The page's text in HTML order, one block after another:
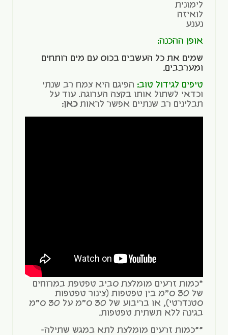
לימונית
לואיזה
נענע
אופן ההכנה:
שמים את כל העשבים בכוס עם מים רותחים
ומערבבים.
טיפים לגידול טוב: הפיגם היא צמח רב שנתי
וכדאי לשתול אותו בקצה הערוגה. עוד על
תבלינים רב שנתיים אפשר לראותכאן:
*כמות זרעים מומלצת סביב טפטפת במרוחים
של 30 ס"מ בין טפטפות (צינור טפטפות
סטנדרטי), או בריבוע של 30 ס"מ על 30 ס"מ
בגינה ללא תשתית טפטפות.
**כמות זרעים מומלצת לתא במגש שתילה-